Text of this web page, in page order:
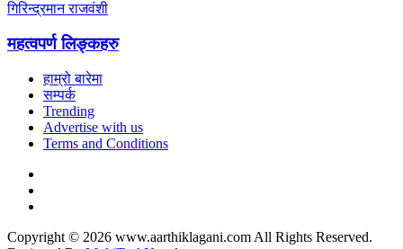
गिरिन्द्रमान राजवंशी
महत्वपर्ण लिङ्कहरु
हाम्रो बारेमा
सम्पर्क
Trending
Advertise with us
Terms and Conditions
Copyright © 2026 www.aarthiklagani.com All Rights Reserved.